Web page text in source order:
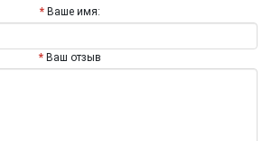
Ваше имя:
Ваш отзыв